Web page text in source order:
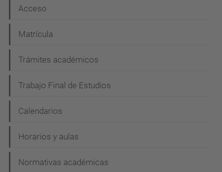
i
ó
Acceso
Matrícula
Trámites académicos
Trabajo Final de Estudios
Calendarios
Horarios y aulas
Normativas académicas